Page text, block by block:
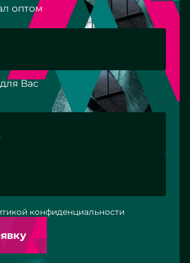
оптом
Вас
конфиденциальности